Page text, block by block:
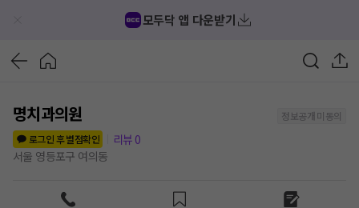
모두닥 앱 다운받기
명치과의원
정보공개 미동의
로그인 후 별점확인
리뷰 0
서울 영등포구 여의동